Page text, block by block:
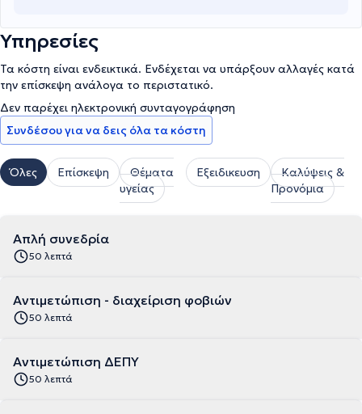
Υπηρεσίες
Τα κόστη είναι ενδεικτικά. Ενδέχεται να υπάρξουν αλλαγές κατά
την επίσκεψη ανάλογα το περιστατικό.
Δεν παρέχει ηλεκτρονική συνταγογράφηση
Συνδέσου για να δεις όλα τα κόστη
Όλες Επίσκεψη
Θέματα
υγείας
Εξειδικευση
Καλύψεις &
Προνόμια
Απλή συνεδρία
50 λεπτά
Αντιμετώπιση - διαχείριση φοβιών
50 λεπτά
Αντιμετώπιση ΔΕΠΥ
50 λεπτά